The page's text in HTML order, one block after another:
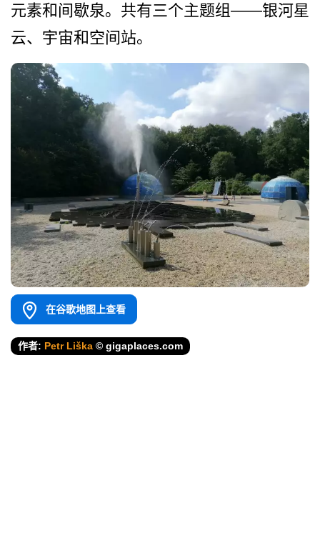
元素和间歇泉。共有三个主题组——银河星
云、宇宙和空间站。
在谷歌地图上查看
作者: Petr Liška © gigaplaces.com